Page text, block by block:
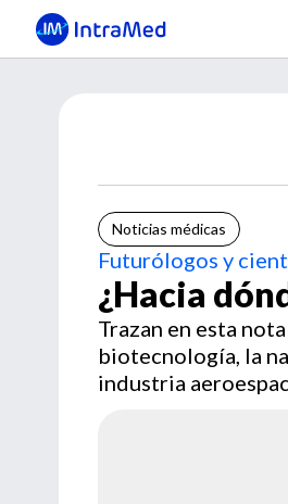
Noticias médicas
Futurólogos y
¿Hacia
Trazan en esta
biotecnología, la
industria